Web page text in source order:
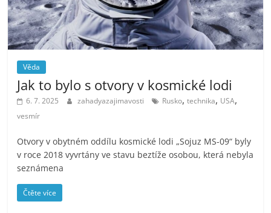
Věda
Jak to bylo s otvory v kosmické lodi
6. 7. 2025 zahadyazajimavosti Rusko,technika, USA,
vesmír
Otvory v obytném oddílu kosmické lodi „Sojuz MS-09“ byly
v roce 2018 vyvrtány ve stavu beztíže osobou, která nebyla
seznámena
Čtěte více